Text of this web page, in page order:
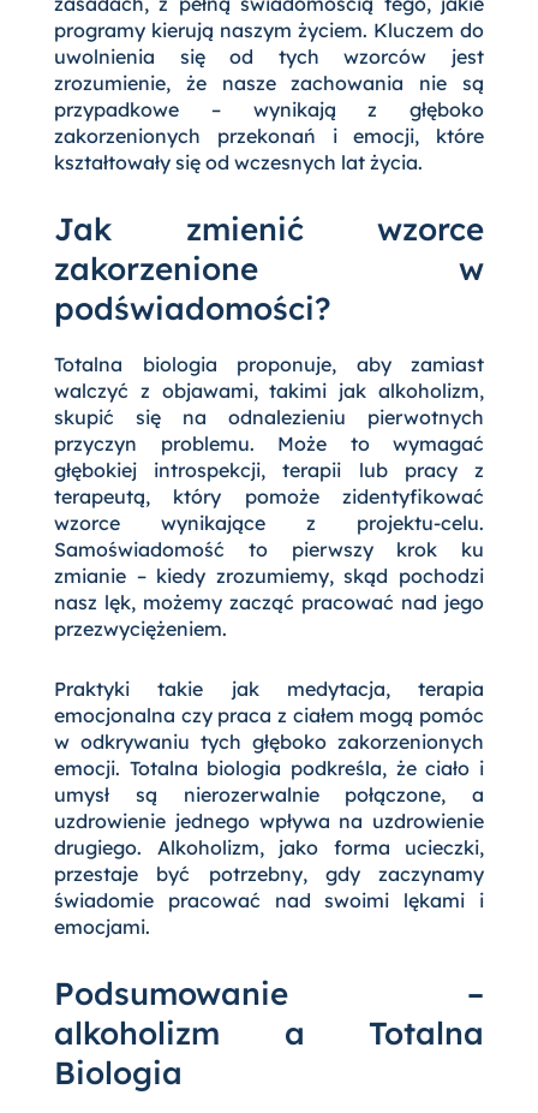
programy kierują naszym życiem. Kluczem do
uwolnienia się od tych wzorców jest
zrozumienie, że nasze zachowania nie są
przypadkowe – wynikają z głęboko
zakorzenionych przekonań i emocji, które
kształtowały się od wczesnych lat życia.
Jak zmienić wzorce
zakorzenione w
podświadomości?
Totalna biologia proponuje, aby zamiast
walczyć z objawami, takimi jak alkoholizm,
skupić się na odnalezieniu pierwotnych
przyczyn problemu. Może to wymagać
głębokiej introspekcji, terapii lub pracy z
terapeutą, który pomoże zidentyfikować
wzorce wynikające z projektu-celu.
Samoświadomość to pierwszy krok ku
zmianie – kiedy zrozumiemy, skąd pochodzi
nasz lęk, możemy zacząć pracować nad jego
przezwyciężeniem.
Praktyki takie jak medytacja, terapia
emocjonalna czy praca z ciałem mogą pomóc
w odkrywaniu tych głęboko zakorzenionych
emocji. Totalna biologia podkreśla, że ciało i
umysł są nierozerwalnie połączone, a
uzdrowienie jednego wpływa na uzdrowienie
drugiego. Alkoholizm, jako forma ucieczki,
przestaje być potrzebny, gdy zaczynamy
świadomie pracować nad swoimi lękami i
emocjami.
Podsumowanie –
alkoholizm a Totalna
Biologia